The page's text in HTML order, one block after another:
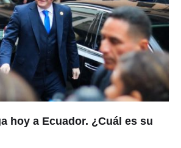
hoy a Ecuador. ¿Cuál es su